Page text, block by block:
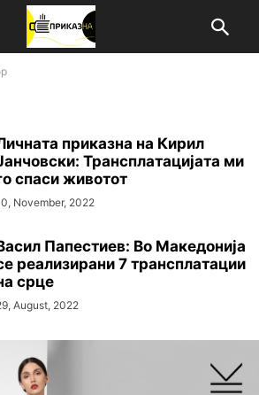
приказна на Кирил
Трансплатацијата ми
спаси животoт
November, 2022
Папестиев: Во Македонија
реализирани 7 трансплатации
срце
August, 2022